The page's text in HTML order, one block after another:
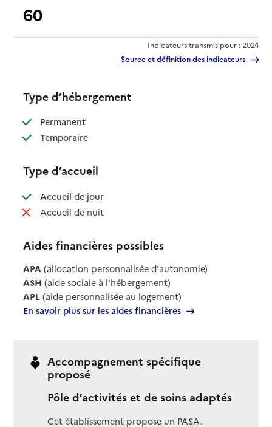
60
Indicateurs transmis pour : 2024
Source et définition des indicateurs
Type d’hébergement
Permanent: disponible
Temporaire: disponible
Type d’accueil
Accueil de jour: disponible
Accueil de nuit: non disponible
Aides financières possibles
APA (allocation personnalisée d'autonomie)
ASH (aide sociale à l'hébergement)
APL (aide personnalisée au logement)
En savoir plus sur les aides financières
Accompagnement spécifique
proposé
Pôle d’activités et de soins adaptés
Cet établissement propose un PASA.